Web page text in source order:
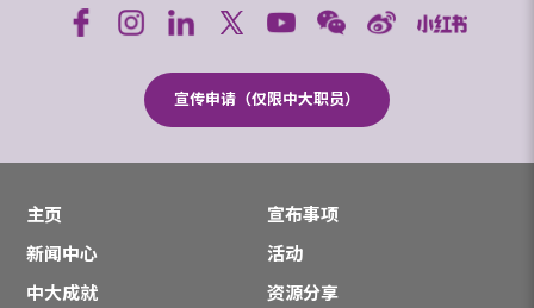
宣传申请（仅限中大职员）
主页
宣布事项
新闻中心
活动
中大成就
资源分享